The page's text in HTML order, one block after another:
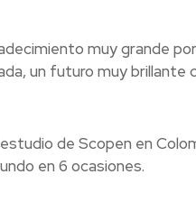
muy grande por
un futuro muy brillante
de Scopen en
en 6 ocasiones.